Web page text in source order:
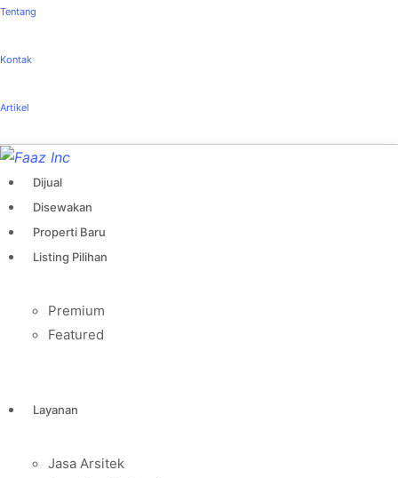
Tentang
Kontak
Artikel
Dijual
Disewakan
Properti Baru
Listing Pilihan
Premium
Featured
Layanan
Jasa Arsitek